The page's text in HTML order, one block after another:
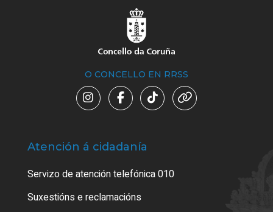
O CONCELLO EN RRSS
Atención á cidadanía
Servizo de atención telefónica 010
Suxestións e reclamacións